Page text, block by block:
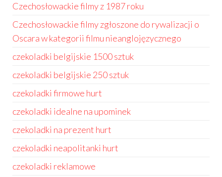
Czechosłowackie filmy z 1987 roku
Czechosłowackie filmy zgłoszone do rywalizacji o
Oscara w kategorii filmu nieanglojęzycznego
czekoladki belgijskie 1500 sztuk
czekoladki belgijskie 250 sztuk
czekoladki firmowe hurt
czekoladki idealne na upominek
czekoladki na prezent hurt
czekoladki neapolitanki hurt
czekoladki reklamowe